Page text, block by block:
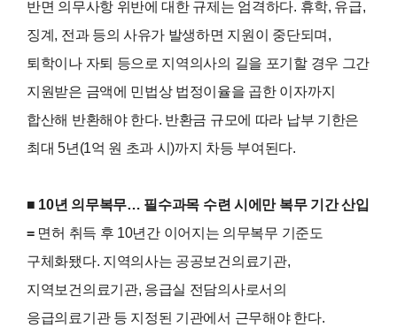
반면 의무사항 위반에 대한 규제는 엄격하다. 휴학, 유급,
징계, 전과 등의 사유가 발생하면 지원이 중단되며,
퇴학이나 자퇴 등으로 지역의사의 길을 포기할 경우 그간
지원받은 금액에 민법상 법정이율을 곱한 이자까지
합산해 반환해야 한다. 반환금 규모에 따라 납부 기한은
최대 5년(1억 원 초과 시)까지 차등 부여된다.
■ 10년 의무복무… 필수과목 수련 시에만 복무 기간 산입
=면허 취득 후 10년간 이어지는 의무복무 기준도
구체화됐다. 지역의사는 공공보건의료기관,
지역보건의료기관, 응급실 전담의사로서의
응급의료기관 등 지정된 기관에서 근무해야 한다.